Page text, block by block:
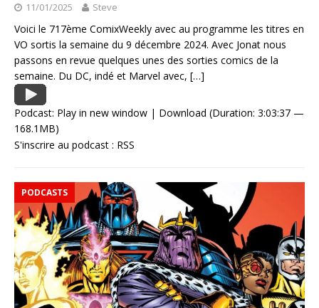
11/01/2025 Steve
Voici le 717ème ComixWeekly avec au programme les titres en
VO sortis la semaine du 9 décembre 2024. Avec Jonat nous
passons en revue quelques unes des sorties comics de la
semaine. Du DC, indé et Marvel avec, […]
Podcast: Play in new window | Download (Duration: 3:03:37 —
168.1MB)
S'inscrire au podcast : RSS
PODCASTS